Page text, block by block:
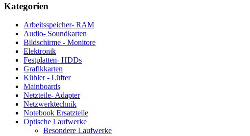
Kategorien
Arbeitsspeicher- RAM
Audio- Soundkarten
Bildschirme - Monitore
Elektronik
Festplatten- HDDs
Grafikkarten
Kühler - Lüfter
Mainboards
Netzteile- Adapter
Netzwerktechnik
Notebook Ersatzteile
Optische Laufwerke
Besondere Laufwerke